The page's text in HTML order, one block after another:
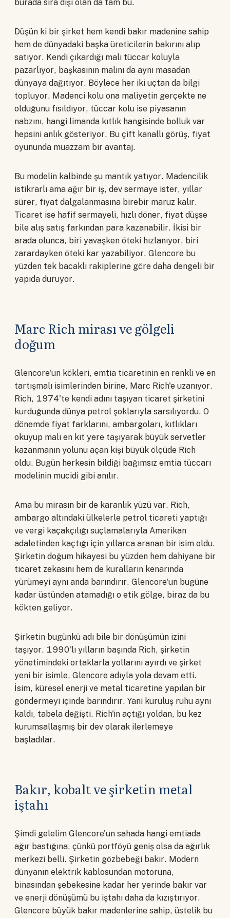
burada sıra dışı olan da tam bu.
Düşün ki bir şirket hem kendi bakır madenine sahip
hem de dünyadaki başka üreticilerin bakırını alıp
satıyor. Kendi çıkardığı malı tüccar koluyla
pazarlıyor, başkasının malını da aynı masadan
dünyaya dağıtıyor. Böylece her iki uçtan da bilgi
topluyor. Madenci kolu ona maliyetin gerçekte ne
olduğunu fısıldıyor, tüccar kolu ise piyasanın
nabzını, hangi limanda kıtlık hangisinde bolluk var
hepsini anlık gösteriyor. Bu çift kanallı görüş, fiyat
oyununda muazzam bir avantaj.
Bu modelin kalbinde şu mantık yatıyor. Madencilik
istikrarlı ama ağır bir iş, dev sermaye ister, yıllar
sürer, fiyat dalgalanmasına birebir maruz kalır.
Ticaret ise hafif sermayeli, hızlı döner, fiyat düşse
bile alış satış farkından para kazanabilir. İkisi bir
arada olunca, biri yavaşken öteki hızlanıyor, biri
zarardayken öteki kar yazabiliyor. Glencore bu
yüzden tek bacaklı rakiplerine göre daha dengeli bir
yapıda duruyor.
Marc Rich mirası ve gölgeli
doğum
Glencore'un kökleri, emtia ticaretinin en renkli ve en
tartışmalı isimlerinden birine, Marc Rich'e uzanıyor.
Rich, 1974'te kendi adını taşıyan ticaret şirketini
kurduğunda dünya petrol şoklarıyla sarsılıyordu. O
dönemde fiyat farklarını, ambargoları, kıtlıkları
okuyup malı en kıt yere taşıyarak büyük servetler
kazanmanın yolunu açan kişi büyük ölçüde Rich
oldu. Bugün herkesin bildiği bağımsız emtia tüccarı
modelinin mucidi gibi anılır.
Ama bu mirasın bir de karanlık yüzü var. Rich,
ambargo altındaki ülkelerle petrol ticareti yaptığı
ve vergi kaçakçılığı suçlamalarıyla Amerikan
adaletinden kaçtığı için yıllarca aranan bir isim oldu.
Şirketin doğum hikayesi bu yüzden hem dahiyane bir
ticaret zekasını hem de kuralların kenarında
yürümeyi aynı anda barındırır. Glencore'un bugüne
kadar üstünden atamadığı o etik gölge, biraz da bu
kökten geliyor.
Şirketin bugünkü adı bile bir dönüşümün izini
taşıyor. 1990'lı yılların başında Rich, şirketin
yönetimindeki ortaklarla yollarını ayırdı ve şirket
yeni bir isimle, Glencore adıyla yola devam etti.
İsim, küresel enerji ve metal ticaretine yapılan bir
göndermeyi içinde barındırır. Yani kuruluş ruhu aynı
kaldı, tabela değişti. Rich'in açtığı yoldan, bu kez
kurumsallaşmış bir dev olarak ilerlemeye
başladılar.
Bakır, kobalt ve şirketin metal
iştahı
Şimdi gelelim Glencore'un sahada hangi emtiada
ağır bastığına, çünkü portföyü geniş olsa da ağırlık
merkezi belli. Şirketin gözbebeği bakır. Modern
dünyanın elektrik kablosundan motoruna,
binasından şebekesine kadar her yerinde bakır var
ve enerji dönüşümü bu iştahı daha da kızıştırıyor.
Glencore büyük bakır madenlerine sahip, üstelik bu